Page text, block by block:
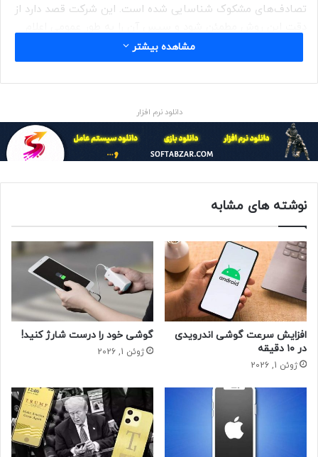
تصادف‌های مشکوک شناسایی شده است. این شرکت قصد دارد از
مشاهده بیشتر
دانلود نرم افزار
نوشته های مشابه
افزایش سرعت گوشی اندرویدی
در ۱۰ دقیقه
ژوئن 1, 2026
گوشی خود را درست شارژ کنید!
ژوئن 1, 2026